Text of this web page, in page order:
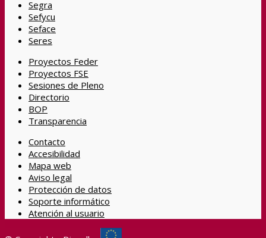
Segra
Sefycu
Seface
Seres
Proyectos Feder
Proyectos FSE
Sesiones de Pleno
Directorio
BOP
Transparencia
Contacto
Accesibilidad
Mapa web
Aviso legal
Protección de datos
Soporte informático
Atención al usuario